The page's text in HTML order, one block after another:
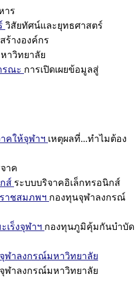
าร
วิสัยทัศน์และยุทธศาสตร์
ร้างองค์กร
าวิทยาลัย
รณะ การเปิดเผยข้อมูลสู่
คให้จุฬาฯ เหตุผลที่...ทำไมต้อง
าค
ส์ ระบบบริจาคอิเล็กทรอนิกส์
าชสมภพฯ กองทุนจุฬาลงกรณ์
ร็งจุฬาฯ กองทุนภูมิคุ้มกันบำบัด
ฬาลงกรณ์มหาวิทยาลัย
ฬาลงกรณ์มหาวิทยาลัย